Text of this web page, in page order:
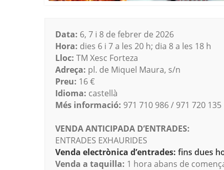
Data: 6, 7 i 8 de febrer de 2026
Hora: dies 6 i 7 a les 20 h; dia 8 a les 18 h
Lloc: TM Xesc Forteza
Adreça: pl. de Miquel Maura, s/n
Preu: 16 €
Idioma: castellà
Més informació: 971 710 986 / 971 720 135
VENDA ANTICIPADA D’ENTRADES:
ENTRADES EXHAURIDES
Venda electrònica d’entrades: fins dues
Venda a taquilla: 1 hora abans de